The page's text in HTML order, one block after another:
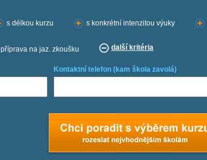
s délkou kurzu s konkrétní intenzitou výuky
příprava na jaz. zkoušku další kritéria
Kontaktní telefon (kam škola zavolá)